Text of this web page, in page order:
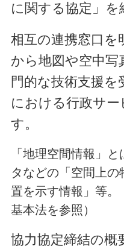
に関する協定」を
相互の連携窓口を
から地図や空中
門的な技術支援
における行政サー
す。
「地理空間情報」
タなどの「空間上
置を示す情報」等。
基本法を参照）
協力協定締結の概